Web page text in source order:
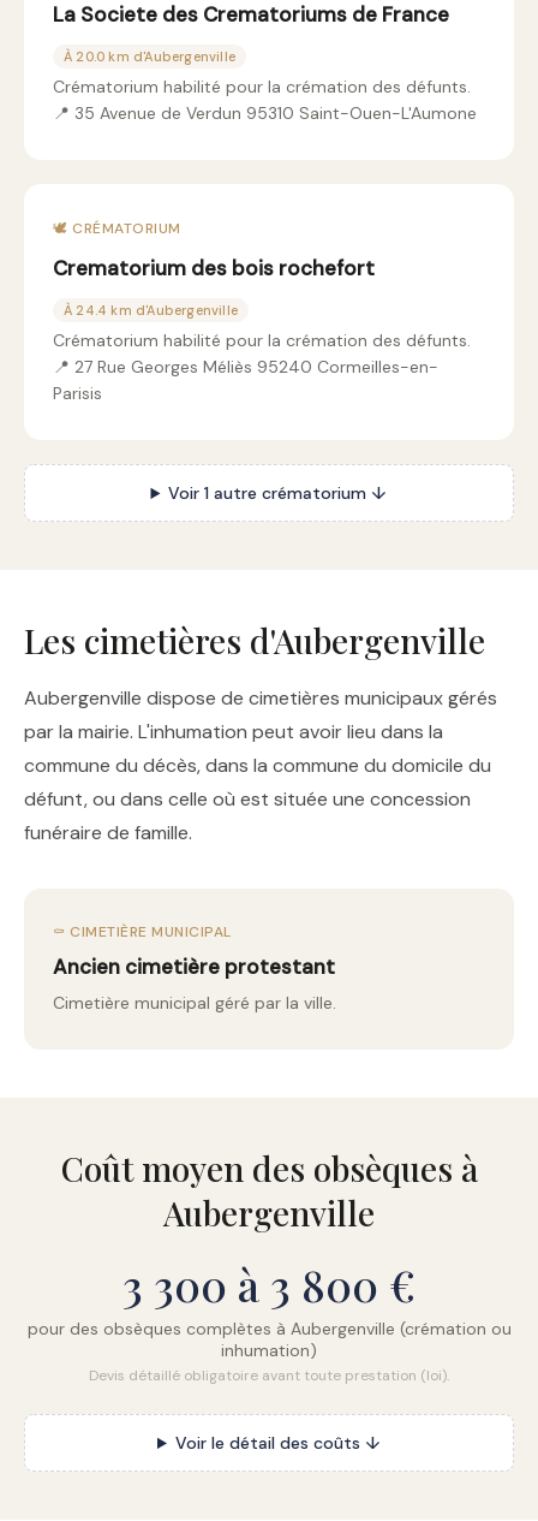
La Societe des Crematoriums de France
À 20.0 km d'Aubergenville
Crématorium habilité pour la crémation des défunts.
📍 35 Avenue de Verdun 95310 Saint-Ouen-L'Aumone
🕊️ CRÉMATORIUM
Crematorium des bois rochefort
À 24.4 km d'Aubergenville
Crématorium habilité pour la crémation des défunts.
📍 27 Rue Georges Méliès 95240 Cormeilles-en-
Parisis
Voir 1 autre crématorium ↓
Les cimetières d'Aubergenville
Aubergenville dispose de cimetières municipaux gérés
par la mairie. L'inhumation peut avoir lieu dans la
commune du décès, dans la commune du domicile du
défunt, ou dans celle où est située une concession
funéraire de famille.
⚰️ CIMETIÈRE MUNICIPAL
Ancien cimetière protestant
Cimetière municipal géré par la ville.
Coût moyen des obsèques à
Aubergenville
3 300 à 3 800 €
pour des obsèques complètes à Aubergenville (crémation ou
inhumation)
Devis détaillé obligatoire avant toute prestation (loi).
Voir le détail des coûts ↓